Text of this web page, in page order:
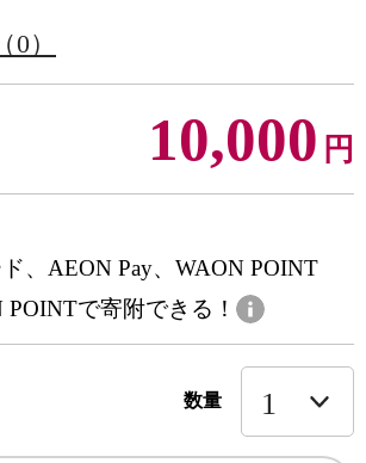
（0）
10,000 円
、AEON Pay、WAON POINT
で寄附できる！
数量